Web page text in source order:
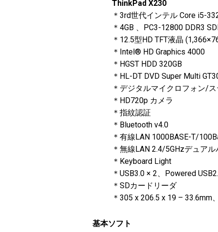
ThinkPad X230
＊3rd世代インテル Core i5-
＊4GB 、PC3-12800 DDR3
＊12.5型HD TFT液晶
＊Intel® HD Graphics 4000
＊HGST HDD 320GB
＊HL-DT DVD Super Multi
＊デジタルマイクロフォン/
＊HD720p カメラ
＊指紋認証
＊Bluetooth v4.0
＊有線LAN 1000BASE-T/
＊無線LAN 2.4/5GHzデュア
＊Keyboard Light
＊USB3.0 × 2、Powered
＊SDカードリーダ
＊305 x 206.5 x 19 – 33.6mm
基本ソフト